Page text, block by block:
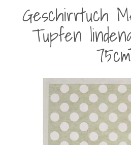
Geschirrtuch
Tupfen
75cm